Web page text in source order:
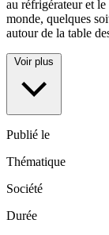
au réfrigérateur et
monde, quelques
autour de la table
Voir plus
Publié le
Thématique
Société
Durée